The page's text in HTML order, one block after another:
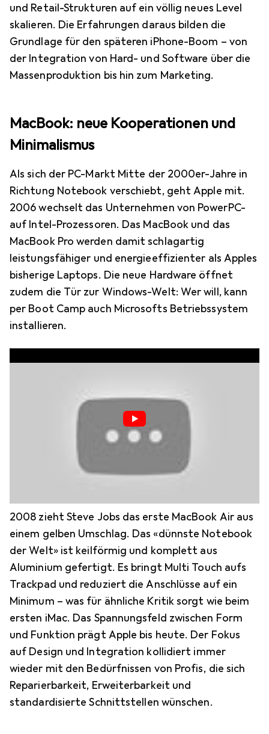
und Retail-Strukturen auf ein völlig neues Level
skalieren. Die Erfahrungen daraus bilden die
Grundlage für den späteren iPhone-Boom – von
der Integration von Hard- und Software über die
Massenproduktion bis hin zum Marketing.
MacBook: neue Kooperationen und
Minimalismus
Als sich der PC-Markt Mitte der 2000er-Jahre in
Richtung Notebook verschiebt, geht Apple mit.
2006 wechselt das Unternehmen von PowerPC-
auf Intel-Prozessoren. Das MacBook und das
MacBook Pro werden damit schlagartig
leistungsfähiger und energieeffizienter als Apples
bisherige Laptops. Die neue Hardware öffnet
zudem die Tür zur Windows-Welt: Wer will, kann
per Boot Camp auch Microsofts Betriebssystem
installieren.
2008 zieht Steve Jobs das erste MacBook Air aus
einem gelben Umschlag. Das «dünnste Notebook
der Welt» ist keilförmig und komplett aus
Aluminium gefertigt. Es bringt Multi Touch aufs
Trackpad und reduziert die Anschlüsse auf ein
Minimum – was für ähnliche Kritik sorgt wie beim
ersten iMac. Das Spannungsfeld zwischen Form
und Funktion prägt Apple bis heute. Der Fokus
auf Design und Integration kollidiert immer
wieder mit den Bedürfnissen von Profis, die sich
Reparierbarkeit, Erweiterbarkeit und
standardisierte Schnittstellen wünschen.